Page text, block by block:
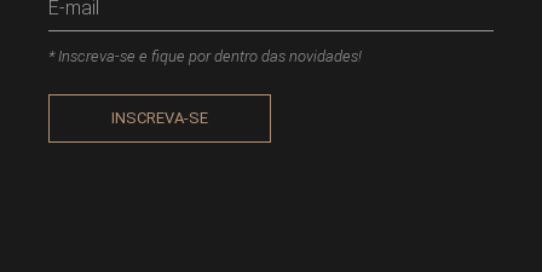
* Inscreva-se e fique por dentro das novidades!
INSCREVA-SE